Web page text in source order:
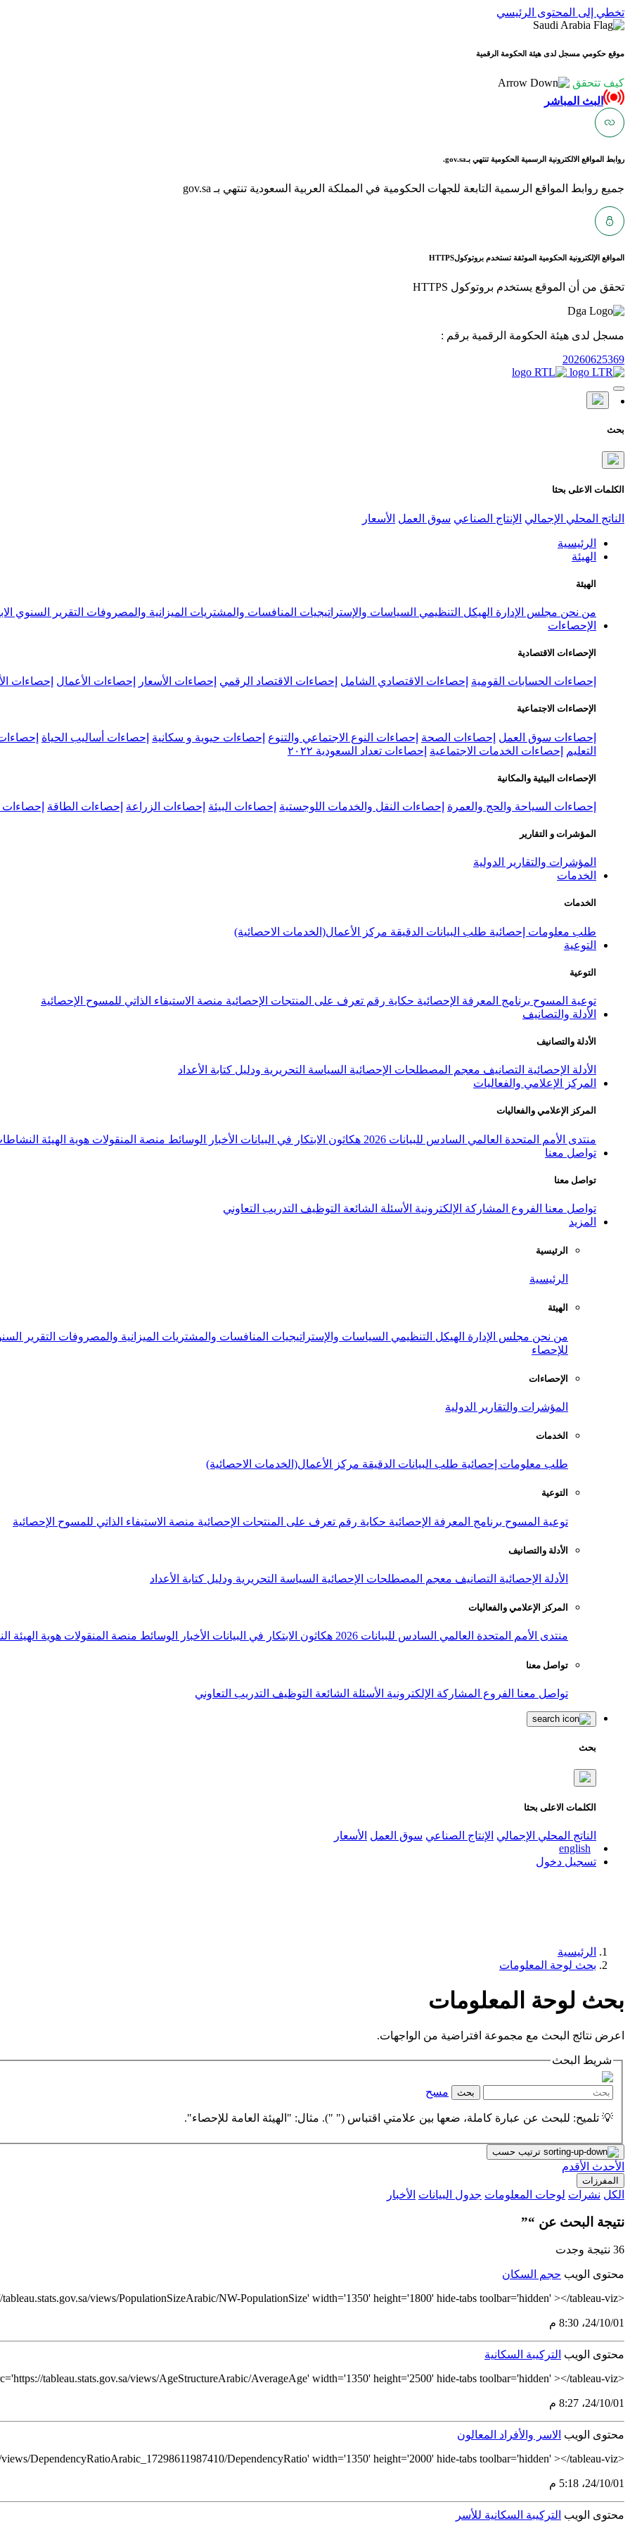
تخطي إلى المحتوى الرئيسي
موقع حكومي مسجل لدى هيئة الحكومة الرقمية
كيف تتحقق
البث المباشر
روابط المواقع الالكترونية الرسمية الحكومية تنتهي بـgov.sa.
جميع روابط المواقع الرسمية التابعة للجهات الحكومية في المملكة العربية السعودية تنتهي بـ gov.sa
المواقع الإلكترونية الحكومية الموثقة تستخدم بروتوكولHTTPS
تحقق من أن الموقع يستخدم بروتوكول HTTPS
مسجل لدى هيئة الحكومة الرقمية برقم :
20260625369
بحث
الكلمات الاعلى بحثا
الناتج المحلي الإجمالي الإنتاج الصناعي سوق العمل الأسعار
الرئيسية
الهيئة
الهيئة
من نحن مجلس الإدارة الهيكل التنظيمي السياسات والإستراتيجيات المنافسات والمشتريات الميزانية والمصروفات التقرير السنوي
الإحصاءات
الإحصاءات الاقتصادية
إحصاءات الحسابات القومية إحصاءات الاقتصادي الشامل إحصاءات الاقتصاد الرقمي إحصاءات الأسعار إحصاءات الأعمال إحصاءات
الإحصاءات الاجتماعية
إحصاءات سوق العمل إحصاءات الصحة إحصاءات النوع الاجتماعي والتنوع إحصاءات حيوية و سكانية إحصاءات أساليب الحياة
التعليم
إحصاءات الخدمات الاجتماعية إحصاءات تعداد السعودية ٢٠٢٢
الإحصاءات البيئية والمكانية
إحصاءات السياحة والحج والعمرة إحصاءات النقل والخدمات اللوجستية إحصاءات البيئة إحصاءات الزراعة إحصاءات الطاقة إحصاءات
المؤشرات و التقارير
المؤشرات والتقارير الدولية
الخدمات
الخدمات
طلب معلومات إحصائية طلب البيانات الدقيقة مركز الأعمال(الخدمات الاحصائية)
التوعية
التوعية
توعية المسوح برنامج المعرفة الإحصائية حكاية رقم تعرف على المنتجات الإحصائية منصة الاستيفاء الذاتي للمسوح الإحصائية
الأدلة والتصانيف
الأدلة والتصانيف
الأدلة الإحصائية التصانيف معجم المصطلحات الإحصائية السياسة التحريرية ودليل كتابة الأعداد
المركز الإعلامي والفعاليات
المركز الإعلامي والفعاليات
منتدى الأمم المتحدة العالمي السادس للبيانات 2026 هكاثون الابتكار في البيانات الأخبار الوسائط منصة المنقولات هوية الهيئة
تواصل معنا
تواصل معنا
تواصل معنا الفروع المشاركة الإلكترونية الأسئلة الشائعة التوظيف التدريب التعاوني
المزيد
الرئيسية
الرئيسية
الهيئة
من نحن مجلس الإدارة الهيكل التنظيمي السياسات والإستراتيجيات المنافسات والمشتريات الميزانية والمصروفات التقرير
للإحصاء
الإحصاءات
المؤشرات والتقارير الدولية
الخدمات
طلب معلومات إحصائية طلب البيانات الدقيقة مركز الأعمال(الخدمات الاحصائية)
التوعية
توعية المسوح برنامج المعرفة الإحصائية حكاية رقم تعرف على المنتجات الإحصائية منصة الاستيفاء الذاتي للمسوح الإحصائية
الأدلة والتصانيف
الأدلة الإحصائية التصانيف معجم المصطلحات الإحصائية السياسة التحريرية ودليل كتابة الأعداد
المركز الإعلامي والفعاليات
منتدى الأمم المتحدة العالمي السادس للبيانات 2026 هكاثون الابتكار في البيانات الأخبار الوسائط منصة المنقولات هوية الهيئة
تواصل معنا
تواصل معنا الفروع المشاركة الإلكترونية الأسئلة الشائعة التوظيف التدريب التعاوني
بحث
الكلمات الاعلى بحثا
الناتج المحلي الإجمالي الإنتاج الصناعي سوق العمل الأسعار
english
تسجيل دخول
الرئيسية
بحث لوحة المعلومات
بحث لوحة المعلومات
اعرض نتائج البحث مع مجموعة افتراضية من الواجهات.
شريط البحث
بحث مسح
💡 تلميح: للبحث عن عبارة كاملة، ضعها بين علامتي اقتباس (" "). مثال: "الهيئة العامة للإحصاء".
ترتيب حسب
الأحدث الأقدم
المفرزات
الكل نشرات لوحات المعلومات جدول البيانات الأخبار
نتيجة البحث عن “”
36 نتيجة وجدت
محتوى الويب حجم السكان
<tableau-viz id='tableau-viz' src='https://tableau.stats.gov.sa/views/PopulationSizeArabic/NW-PopulationSize' width='1350' height='1800' hide-tabs toolbar='hidden' ></tableau-viz>
01‏/10‏/24، 8:30 م
محتوى الويب التركيبة السكانية
<tableau-viz id='tableau-viz' src='https://tableau.stats.gov.sa/views/AgeStructureArabic/AverageAge' width='1350' height='2500' hide-tabs toolbar='hidden' ></tableau-viz>
01‏/10‏/24، 8:27 م
محتوى الويب الاسر والأفراد المعالون
<tableau-viz id='tableau-viz' src='https://tableau.stats.gov.sa/views/DependencyRatioArabic_17298611987410/DependencyRatio' width='1350' height='2000' hide-tabs toolbar='hidden' ></tableau-viz>
01‏/10‏/24، 5:18 م
محتوى الويب التركيبة السكانية للأسر